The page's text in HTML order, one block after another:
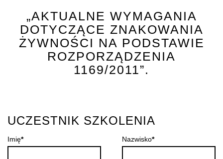
„AKTUALNE WYMAGANIA
DOTYCZĄCE ZNAKOWANIA
ŻYWNOŚCI NA PODSTAWIE
ROZPORZĄDZENIA
1169/2011”.
UCZESTNIK SZKOLENIA
Imię* Nazwisko*